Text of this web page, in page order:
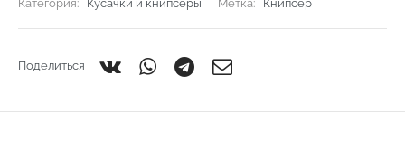
Категория: Кусачки и книпсеры Метка: Книпсер
Поделиться